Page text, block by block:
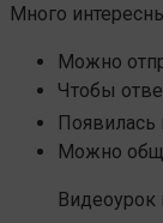
Много
Можно
Чтобы
Можно
Видеоурок